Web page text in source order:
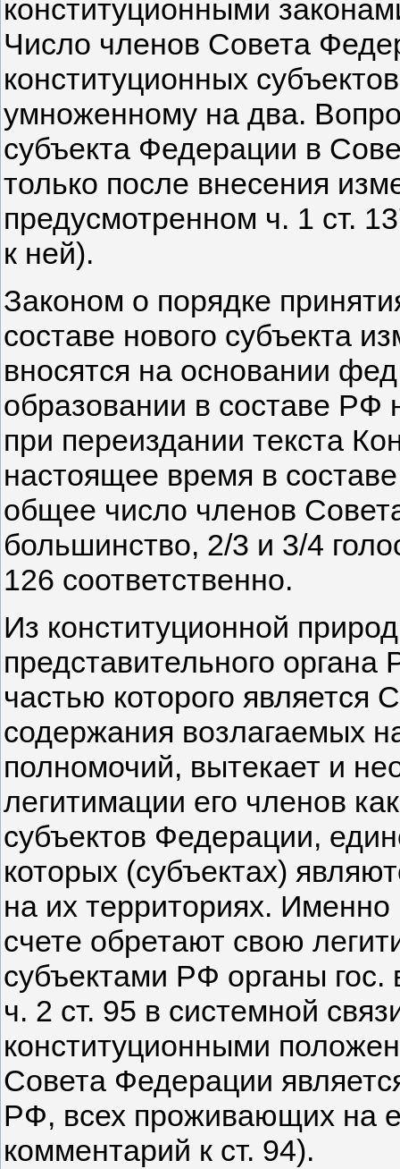
конституционными
Число членов Совета
конституционных
умноженному на два.
субъекта Федерации в
только после внесения
предусмотренном ч. 1 ст.
к ней).
Законом о порядке
составе нового субъекта
вносятся на основании
образовании в составе РФ
при переиздании текста
настоящее время в
общее число членов
большинство, 2/3 и 3/4
126 соответственно.
Из конституционной
представительного
частью которого является
содержания возлагаемых
полномочий, вытекает и
легитимации его членов
субъектов Федерации,
которых (субъектах)
на их территориях. Именно
счете обретают свою
субъектами РФ органы гос.
ч. 2 ст. 95 в системной
конституционными
Совета Федерации
РФ, всех проживающих на
комментарий к ст. 94).